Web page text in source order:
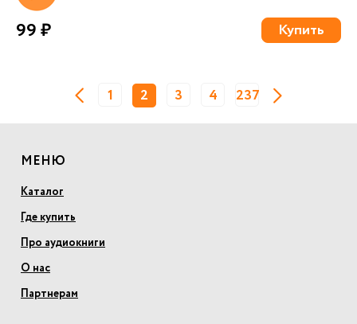
99 ₽ Купить
1 2 3 4 237
МЕНЮ
Каталог
Где купить
Про аудиокниги
О нас
Партнерам